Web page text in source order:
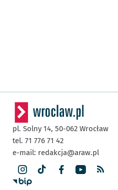
pl. Solny 14, 50-062 Wrocław
tel. 71 776 71 42
e-mail: redakcja@araw.pl